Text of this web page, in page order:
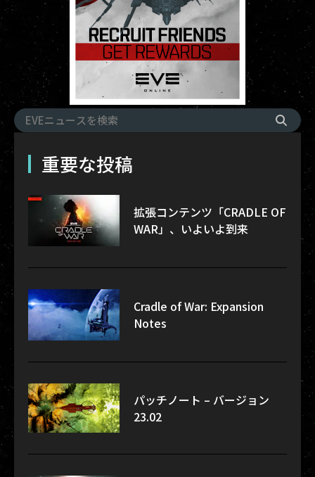
重要な投稿
拡張コンテンツ「CRADLE OF
WAR」、いよいよ到来
Cradle of War: Expansion
Notes
パッチノート – バージョン
23.02